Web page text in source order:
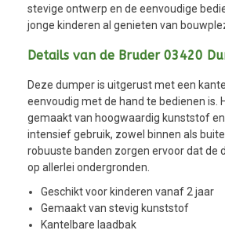
stevige ontwerp en de eenvoudige
jonge kinderen al genieten van
Details van de Bruder 03420
Deze dumper is uitgerust met een
eenvoudig met de hand te bedienen is.
gemaakt van hoogwaardig kunststof
intensief gebruik, zowel binnen als
robuuste banden zorgen ervoor dat de
op allerlei ondergronden.
Geschikt voor kinderen vanaf 2 jaar
Gemaakt van stevig kunststof
Kantelbare laadbak